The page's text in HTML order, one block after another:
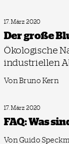
17. März 2020
Der große
Ökologische
industriellen
Von Bruno Kern
17. März 2020
FAQ: Was
Von Guido